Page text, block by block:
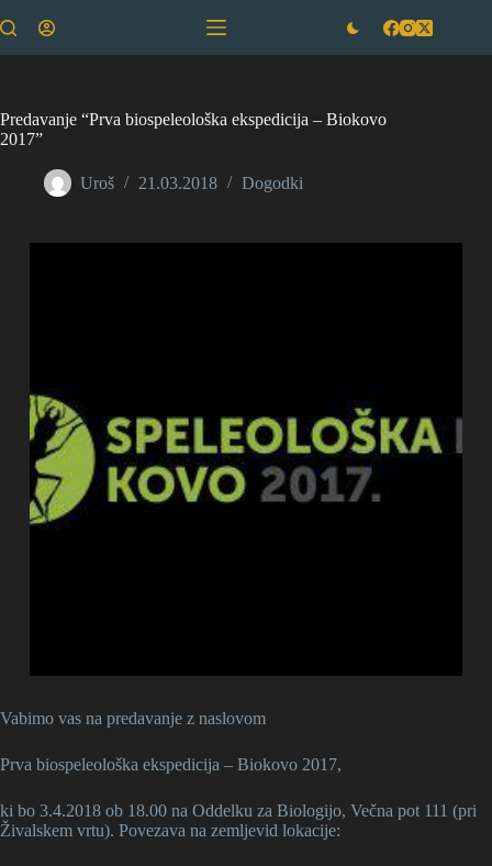
to
Predavanje “Prva biospeleološka ekspedicija – Biokovo
2017”
Uroš 21.03.2018 Dogodki
Vabimo vas na predavanje z naslovom
Prva biospeleološka ekspedicija – Biokovo 2017,
ki bo 3.4.2018 ob 18.00 na Oddelku za Biologijo, Večna pot 111 (pri
Živalskem vrtu). Povezava na zemljevid lokacije: